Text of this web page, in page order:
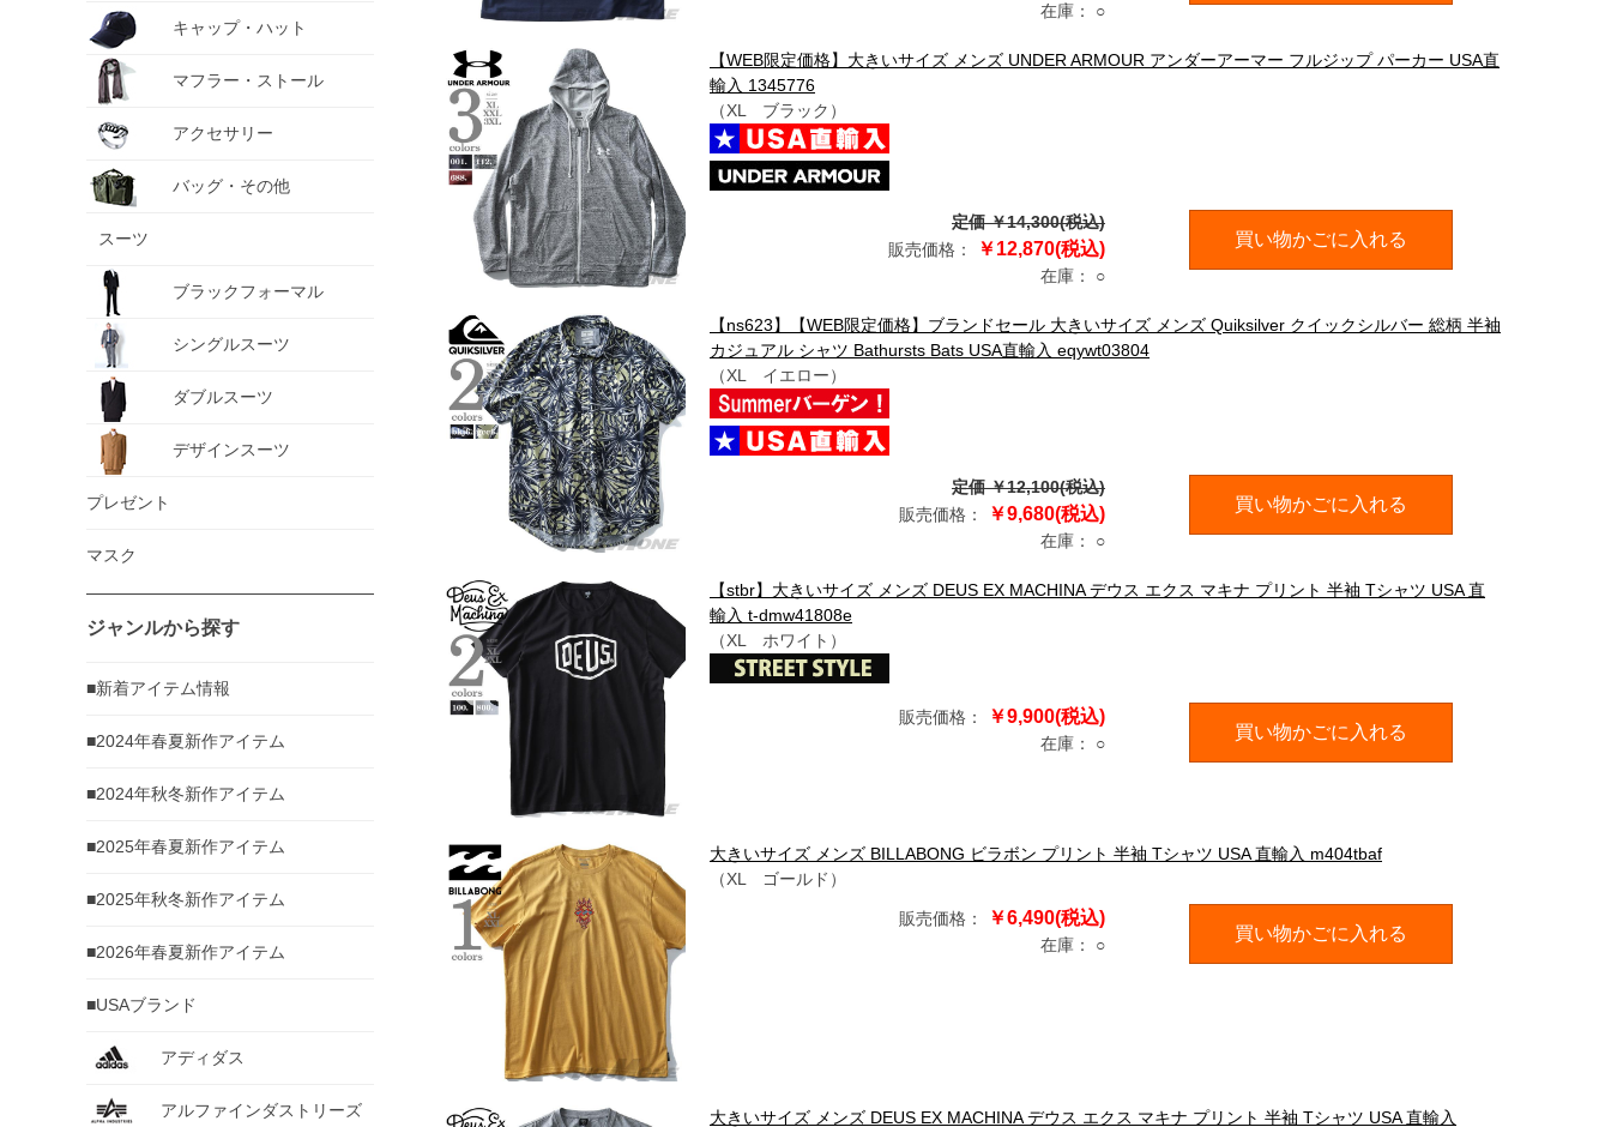
キャップ・ハット
マフラー・ストール
アクセサリー
バッグ・その他
スーツ
ブラックフォーマル
シングルスーツ
ダブルスーツ
デザインスーツ
プレゼント
マスク
ジャンルから探す
■新着アイテム情報
■2024年春夏新作アイテム
■2024年秋冬新作アイテム
■2025年春夏新作アイテム
■2025年秋冬新作アイテム
■2026年春夏新作アイテム
■USAブランド
アディダス
アルファインダストリーズ
在庫： ○
【WEB限定価格】大きいサイズ メンズ UNDER ARMOUR アンダーアーマー フルジップ パーカー USA直
輸入 1345776
（XL ブラック）
定価 ￥14,300(税込)
販売価格：
￥12,870(税込)
在庫： ○
買い物かごに入れる
【ns623】【WEB限定価格】ブランドセール 大きいサイズ メンズ Quiksilver クイックシルバー 総柄 半袖
カジュアル シャツ Bathursts Bats USA直輸入 eqywt03804
（XL イエロー）
定価 ￥12,100(税込)
販売価格：
￥9,680(税込)
在庫： ○
買い物かごに入れる
【stbr】大きいサイズ メンズ DEUS EX MACHINA デウス エクス マキナ プリント 半袖 Tシャツ USA 直
輸入 t-dmw41808e
（XL ホワイト）
販売価格： ￥9,900(税込)
在庫： ○
買い物かごに入れる
大きいサイズ メンズ BILLABONG ビラボン プリント 半袖 Tシャツ USA 直輸入 m404tbaf
（XL ゴールド）
販売価格： ￥6,490(税込)
在庫： ○
買い物かごに入れる
大きいサイズ メンズ DEUS EX MACHINA デウス エクス マキナ プリント 半袖 Tシャツ USA 直輸入